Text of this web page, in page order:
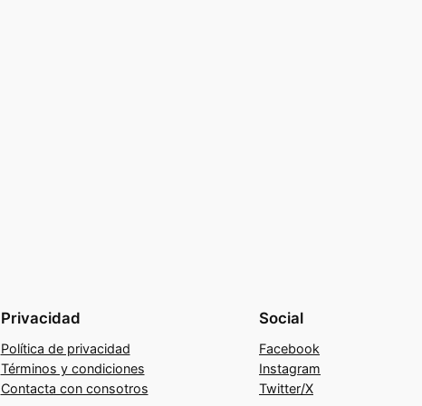
Privacidad
Política de privacidad
Términos y condiciones
Contacta con consotros
Social
Facebook
Instagram
Twitter/X